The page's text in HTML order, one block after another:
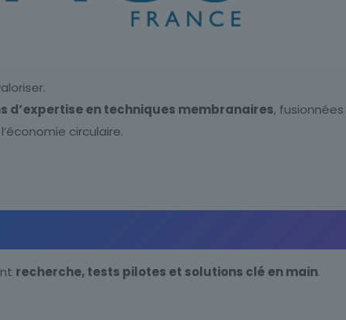
d’expertise en techniques membranaires,
circulaire.
recherche, tests pilotes et solutions clé en main.